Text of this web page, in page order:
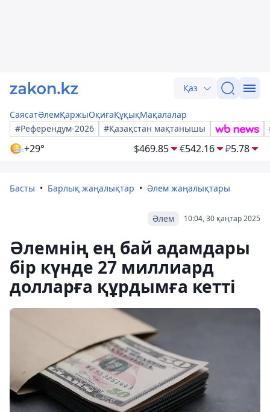
Қаз
СаясатӘлемҚаржыОқиғаҚұқықМақалалар
#Референдум-2026
#Қазақстан мақтанышы
+29° $469.85 €542.16 ₽5.78
Басты Барлық жаңалықтар Әлем жаңалықтары
10:04, 30 қаңтар 2025
Әлем
Әлемнің ең бай адамдары
бір күнде 27 миллиард
долларға құрдымға кетті